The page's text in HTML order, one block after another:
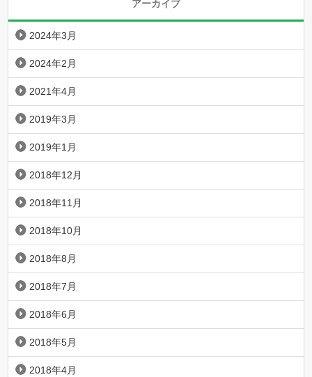
アーカイブ
2024年3月
2024年2月
2021年4月
2019年3月
2019年1月
2018年12月
2018年11月
2018年10月
2018年8月
2018年7月
2018年6月
2018年5月
2018年4月